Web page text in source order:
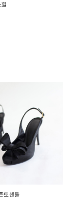
힐
토 샌들